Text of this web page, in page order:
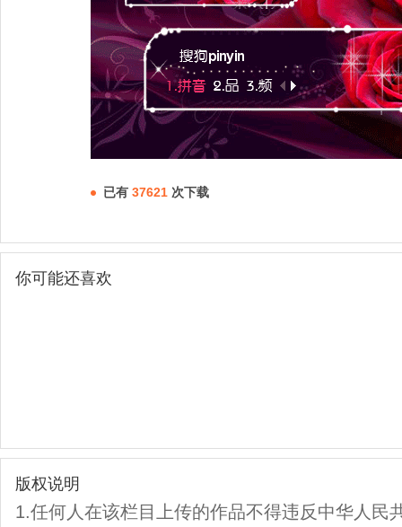
已有 37621 次下载
你可能还喜欢
版权说明
1.任何人在该栏目上传的作品不得违反中华人民